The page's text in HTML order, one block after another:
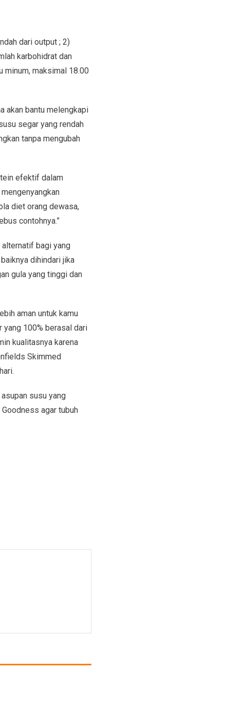
dari output ; 2)
karbohidrat dan
minum, maksimal 18.00
akan bantu melengkapi
segar yang rendah
tanpa mengubah
efektif dalam
diet orang dewasa,
contohnya.”
bagi yang
dihindari jika
gula yang tinggi dan
aman untuk kamu
100% berasal dari
kualitasnya karena
Skimmed
susu yang
agar tubuh